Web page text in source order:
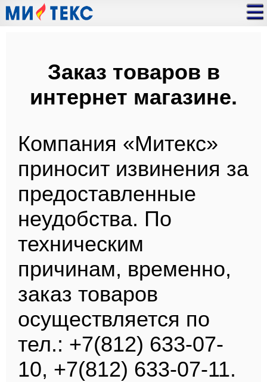
Заказ товаров в
интернет магазине.
Компания «Митекс»
приносит извинения за
предоставленные
неудобства. По
техническим
причинам, временно,
заказ товаров
осуществляется по
тел.: +7(812) 633-07-
10, +7(812) 633-07-11.